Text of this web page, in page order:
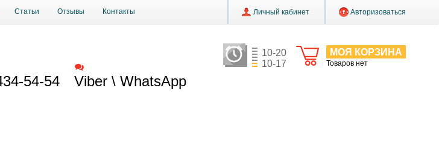
Статьи Отзывы Контакты Личный кабинет Авторизоваться
МОЯ КОРЗИНА
Товаров нет
10-20
10-17
54-54 Viber \ WhatsApp